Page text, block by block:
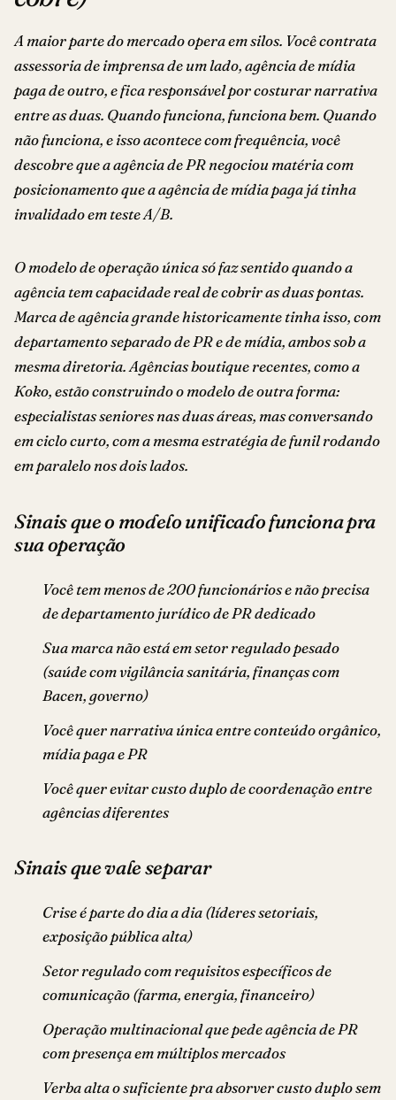
A maior parte do mercado opera em silos. Você contrata
assessoria de imprensa de um lado, agência de mídia
paga de outro, e fica responsável por costurar narrativa
entre as duas. Quando funciona, funciona bem. Quando
não funciona, e isso acontece com frequência, você
descobre que a agência de PR negociou matéria com
posicionamento que a agência de mídia paga já tinha
invalidado em teste A/B.
O modelo de operação única só faz sentido quando a
agência tem capacidade real de cobrir as duas pontas.
Marca de agência grande historicamente tinha isso, com
departamento separado de PR e de mídia, ambos sob a
mesma diretoria. Agências boutique recentes, como a
Koko, estão construindo o modelo de outra forma:
especialistas seniores nas duas áreas, mas conversando
em ciclo curto, com a mesma estratégia de funil rodando
em paralelo nos dois lados.
Sinais que o modelo unificado funciona pra
sua operação
Você tem menos de 200 funcionários e não precisa
de departamento jurídico de PR dedicado
Sua marca não está em setor regulado pesado
(saúde com vigilância sanitária, finanças com
Bacen, governo)
Você quer narrativa única entre conteúdo orgânico,
mídia paga e PR
Você quer evitar custo duplo de coordenação entre
agências diferentes
Sinais que vale separar
Crise é parte do dia a dia (líderes setoriais,
exposição pública alta)
Setor regulado com requisitos específicos de
comunicação (farma, energia, financeiro)
Operação multinacional que pede agência de PR
com presença em múltiplos mercados
Verba alta o suficiente pra absorver custo duplo sem